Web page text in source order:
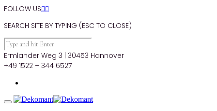
FOLLOW US
SEARCH SITE BY TYPING (ESC TO CLOSE)
Ermlander Weg 3 | 30453 Hannover
+49 1522 – 344 6527